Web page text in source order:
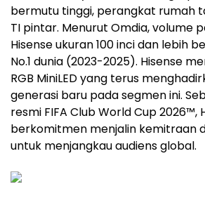
bermutu tinggi, perangkat rumah
TI pintar. Menurut Omdia, volume
Hisense ukuran 100 inci dan lebih
No.1 dunia (2023-2025). Hisense
RGB MiniLED yang terus
generasi baru pada segmen ini.
resmi FIFA Club World Cup 2026™,
berkomitmen menjalin kemitraan
untuk menjangkau audiens global.